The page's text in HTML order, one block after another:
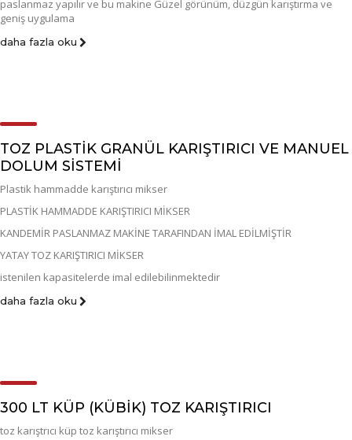
paslanmaz yapılır ve bu makine Güzel görünüm, düzgün karıştırma ve
geniş uygulama
daha fazla oku
TOZ PLASTİK GRANÜL KARIŞTIRICI VE MANUEL
DOLUM SİSTEMİ
Plastik hammadde karıştırıcı mikser
PLASTİK HAMMADDE KARIŞTIRICI MİKSER
KANDEMİR PASLANMAZ MAKİNE TARAFINDAN İMAL EDİLMİŞTİR
YATAY TOZ KARIŞTIRICI MİKSER
istenilen kapasitelerde imal edilebilinmektedir
daha fazla oku
300 LT KÜP (KÜBIK) TOZ KARIŞTIRICI
toz karıştrıcı küp toz karıştırıcı mikser